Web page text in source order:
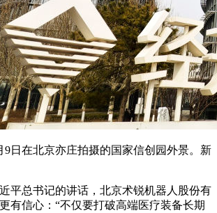
9日在北京亦庄拍摄的国家信创园外景。新
平总书记的讲话，北京术锐机器人股份有
有信心：“不仅要打破高端医疗装备长期